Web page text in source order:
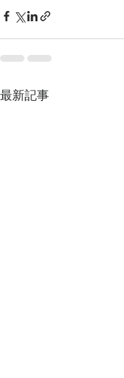
最新記事